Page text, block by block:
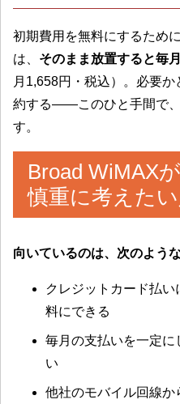
初期費用を無料にするため
は、 そのまま放置すると毎
月1,658円・税込）。必要
約する——このひと手間で
す。
Broad WiMAX
慎重に考えたい
向いているのは、次のような
クレジットカード払
料にできる
毎月の支払いを一定に
い
他社のモバイル回線